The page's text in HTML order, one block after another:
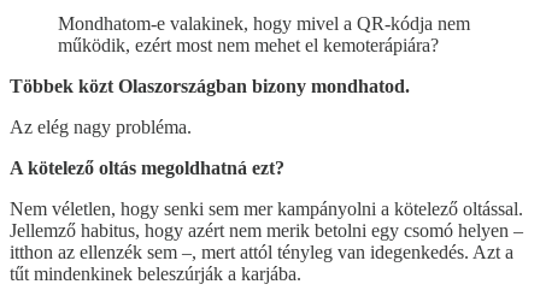
Mondhatom-e valakinek, hogy mivel a QR-kódja nem
működik, ezért most nem mehet el kemoterápiára?
Többek közt Olaszországban bizony mondhatod.
Az elég nagy probléma.
A kötelező oltás megoldhatná ezt?
Nem véletlen, hogy senki sem mer kampányolni a kötelező oltással.
Jellemző habitus, hogy azért nem merik betolni egy csomó helyen –
itthon az ellenzék sem –, mert attól tényleg van idegenkedés. Azt a
tűt mindenkinek beleszúrják a karjába.